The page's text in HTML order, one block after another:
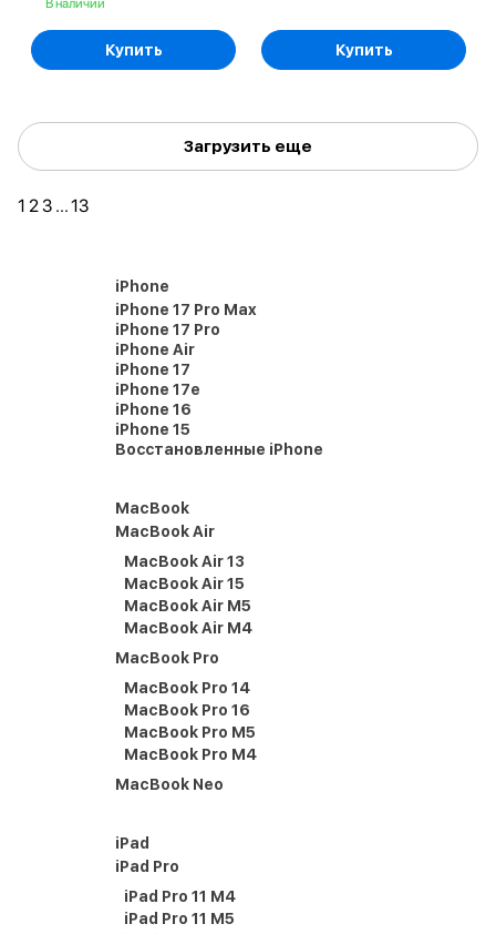
В наличии
Купить Купить
Загрузить еще
1 23 ...13
iPhone
iPhone 17 Pro Max
iPhone 17 Pro
iPhone Air
iPhone 17
iPhone 17e
iPhone 16
iPhone 15
Восстановленные iPhone
MacBook
MacBook Air
MacBook Air 13
MacBook Air 15
MacBook Air M5
MacBook Air M4
MacBook Pro
MacBook Pro 14
MacBook Pro 16
MacBook Pro M5
MacBook Pro M4
MacBook Neo
iPad
iPad Pro
iPad Pro 11 M4
iPad Pro 11 M5